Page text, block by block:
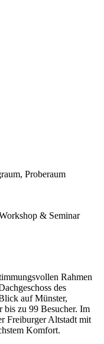
Proberaum
& Seminar
Rahmen
des
auf Münster,
bis zu 99 Besucher. Im
Freiburger Altstadt mit
Komfort.